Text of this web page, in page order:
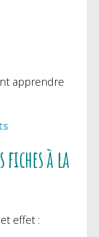
apprendre
fiches à la
effet :